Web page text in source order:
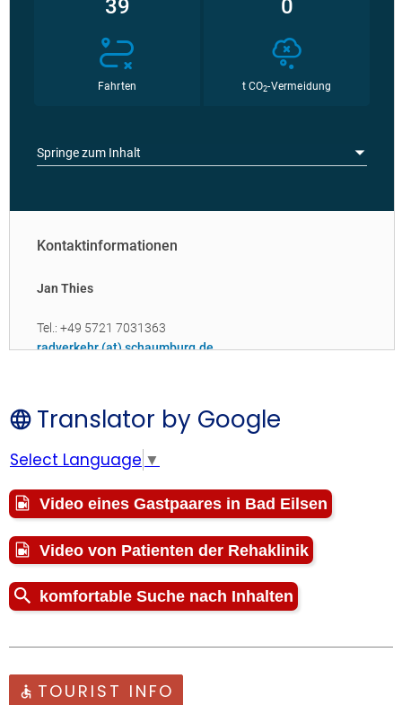
Translator by Google
Select Language ▼
Video eines Gastpaares in Bad Eilsen
Video von Patienten der Rehaklinik
komfortable Suche nach Inhalten
TOURIST INFO